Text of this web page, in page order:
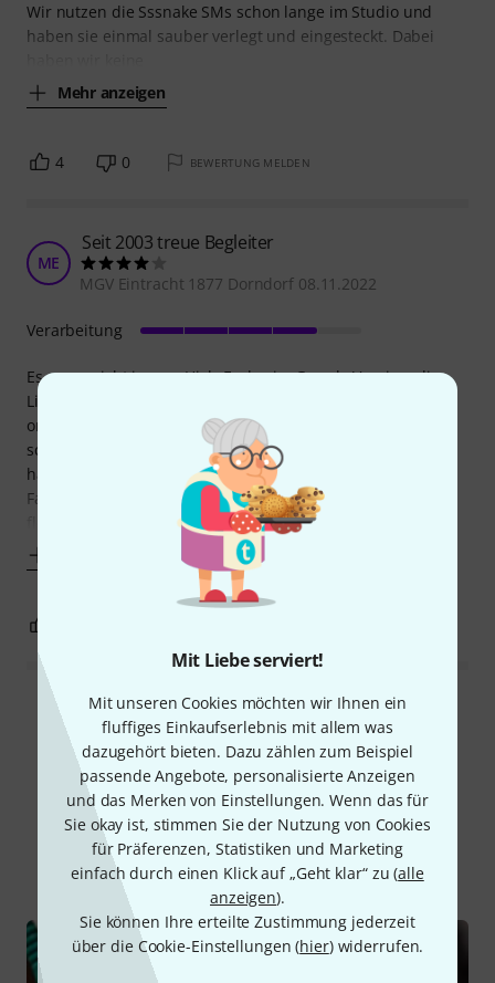
Mit Liebe serviert!
Mit unseren Cookies möchten wir Ihnen ein
fluffiges Einkaufserlebnis mit allem was
dazugehört bieten. Dazu zählen zum Beispiel
passende Angebote, personalisierte Anzeigen
und das Merken von Einstellungen. Wenn das für
Sie okay ist, stimmen Sie der Nutzung von Cookies
für Präferenzen, Statistiken und Marketing
einfach durch einen Klick auf „Geht klar“ zu (alle
anzeigen).
Sie können Ihre erteilte Zustimmung jederzeit
über die Cookie-Einstellungen (hier) widerrufen.
Wir nutzen die Sssnake SMs schon lange im Studio und
haben sie einmal sauber verlegt und eingesteckt. Dabei
Mehr anzeigen
4 0 BEWERTUNG MELDEN
ME
Seit 2003 treue Begleiter
MGV Eintracht 1877 Dorndorf 08.11.2022
Es muss nicht immer High-End sein. Gerade Vereine, die
Live-Konzerte, Events oder Fastnachtsveranstaltungen
organisieren, müssen oftmals zwingend auf das Budget
schauen. Die sssnake´s SM10 und auch anderer Längen
haben wir aus verschiedenen Baujahren seit 2003 in allen
Farben im Einsatz und sie sind auch im Alter noch gut
flexibel. Sie tun was sie sollen. Gerade die
Verarbeitung
Alle Bewertungen lesen
Schon gewusst?
Alle Ratgeber Downloads